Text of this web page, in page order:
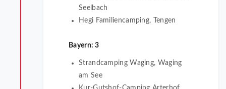
Seelbach
Hegi Familiencamping, Tengen
Bayern: 3
Strandcamping Waging, Waging
am See